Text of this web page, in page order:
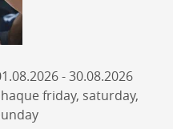
- 30.08.2026
friday, saturday,